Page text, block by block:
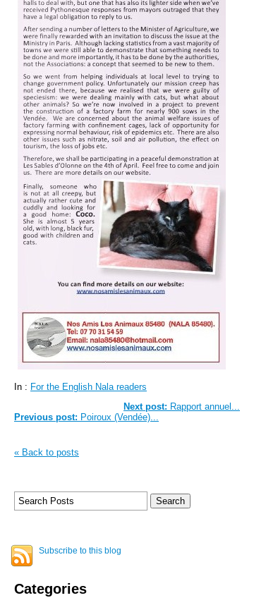
In : For the English Nala readers
Next post: Rapport annuel...
Previous post: Poiroux (Vendée)...
« Back to posts
Subscribe to this blog
Categories